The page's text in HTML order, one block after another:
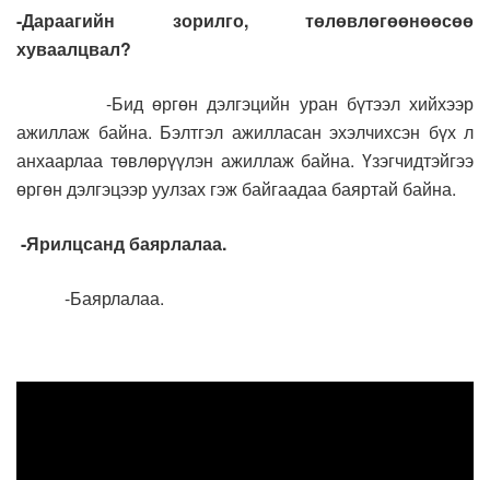
-Дараагийн зорилго, төлөвлөгөөнөөсөө
хуваалцвал?
-Бид өргөн дэлгэцийн уран бүтээл хийхээр
ажиллаж байна. Бэлтгэл ажилласан эхэлчихсэн бүх л
анхаарлаа төвлөрүүлэн ажиллаж байна. Үзэгчидтэйгээ
өргөн дэлгэцээр уулзах гэж байгаадаа баяртай байна.
-Ярилцсанд баярлалаа.
-Баярлалаа.